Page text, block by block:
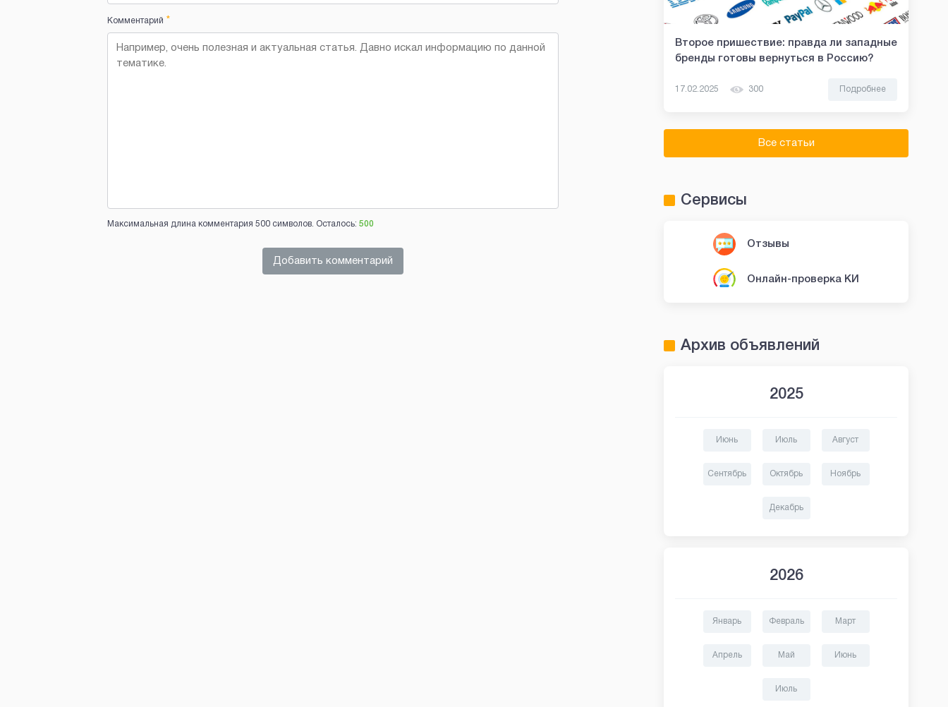
Комментарий *
Максимальная длина комментария 500 символов. Осталось: 500
Добавить комментарий
Второе пришествие: правда ли западные
бренды готовы вернуться в Россию?
17.02.2025 300 Подробнее
Все статьи
Сервисы
Отзывы
Онлайн-проверка КИ
Архив объявлений
2025
Июнь Июль Август
Сентябрь Октябрь Ноябрь
Декабрь
2026
Январь Февраль Март
Апрель Май Июнь
Июль